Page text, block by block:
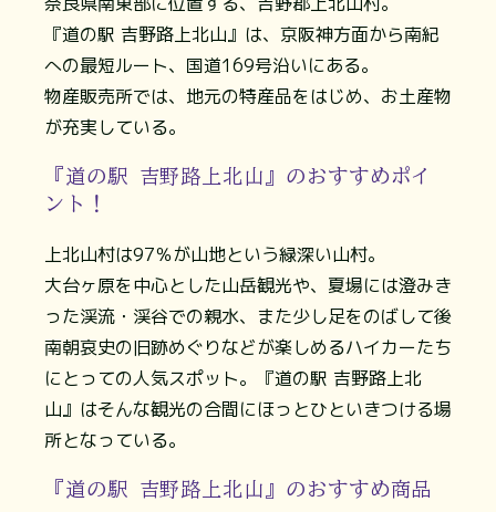
『道の駅 吉野路上北山』は、京阪神方面から南紀
への最短ルート、国道169号沿いにある。
物産販売所では、地元の特産品をはじめ、お土産物
が充実している。
『道の駅 吉野路上北山』のおすすめポイ
ント！
上北山村は97％が山地という緑深い山村。
大台ヶ原を中心とした山岳観光や、夏場には澄みき
った渓流・渓谷での親水、また少し足をのばして後
南朝哀史の旧跡めぐりなどが楽しめるハイカーたち
にとっての人気スポット。『道の駅 吉野路上北
山』はそんな観光の合間にほっとひといきつける場
所となっている。
『道の駅 吉野路上北山』のおすすめ商品